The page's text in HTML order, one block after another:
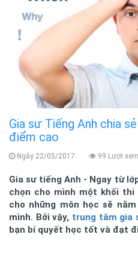
Gia sư Tiếng Anh chia
điểm cao
Ngày 22/05/2017 99 Lượi xem
Gia sư tiếng Anh - Ngay từ
chọn cho mình một khối
cho những môn học sẽ
mình. Bởi vậy, trung tâm gia
bạn bí quyết học tốt và đạt